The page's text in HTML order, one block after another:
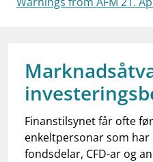
work_outlineJobb hos oss
notifications_noneAbonner på
Finanstilsynet får ofte
enkeltpersonar som
fondsdelar, CFD-ar og